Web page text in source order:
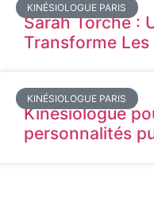
KINÉSIOLOGUE PARIS
Sarah Torche :
Transforme Les
KINÉSIOLOGUE PARIS
Kinésiologue
personnalités